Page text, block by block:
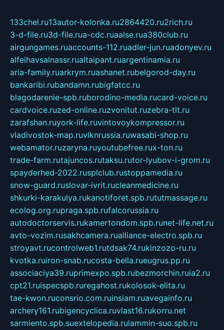
133chel.ru13autor-kolonka.ru2864420.ru2rich.ru
3-d-file.ru3d-file.rua-cdc.ruaalse.rua380club.ru
airgungames.ruaccounts-112.ruadler-jun.ruadonyev.ru
alfeihavsalnassr.rualtaipant.ruargentinamia.ru
aria-family.ruarkrym.ruashanet.rubelgorod-day.ru
bankaribi.rubandamn.rubigfatcc.ru
blagodarenie-spb.ruborodino-media.rucard-voice.ru
cardvoice.ruzed-online.ruzvonitut.ruzebra-tlt.ru
zarafshan.ruyork-life.ruvintovoykompressor.ru
vladivostok-map.ruvlknrussia.ruwasabi-shop.ru
webamator.ruzaryna.ruyoutubefree.rux-ton.ru
trade-farm.rutajuncos.rutaksu.rutor-lyubov-i-grom.ru
spayderhed-2022.rusplclub.rustoppamedia.ru
snow-guard.ruslovar-ivrit.rucleanmedicine.ru
shkurki-karakulya.rukanotiforet.spb.rututmassage.ru
ecolog.org.rupraga.spb.rufalcorussia.ru
autodoctorservis.rukamertondom.spb.runet-life.net.ru
avto-vozim.rusakhcamera.rualliance-electro.spb.ru
stroyavt.rucontrolweb1.rutdsak74.rukinzozo-ru.ru
kvotka.ruiron-snab.rucosta-bella.rueugrus.pp.ru
associaciya39.ruprimexpo.spb.rubezmorchin.ruia2.ru
cpt21.ruispecspb.ruregahost.rukolosok-elita.ru
tae-kwon.ruconsrio.com.ruinsiam.ruavegainfo.ru
archery161.rubigencyclica.ruvlast16.rukorru.net
sarmiento.spb.suextelopedia.rulammin-suo.spb.ru